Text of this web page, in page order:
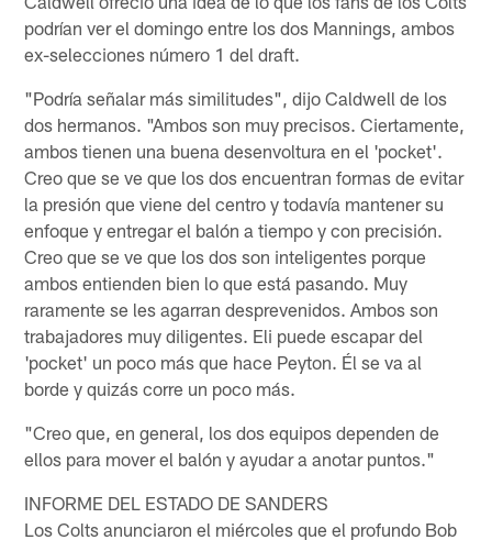
podrían ver el domingo entre los dos Mannings, ambos
ex-selecciones número 1 del draft.
"Podría señalar más similitudes", dijo Caldwell de los
dos hermanos. "Ambos son muy precisos. Ciertamente,
ambos tienen una buena desenvoltura en el 'pocket'.
Creo que se ve que los dos encuentran formas de evitar
la presión que viene del centro y todavía mantener su
enfoque y entregar el balón a tiempo y con precisión.
Creo que se ve que los dos son inteligentes porque
ambos entienden bien lo que está pasando. Muy
raramente se les agarran desprevenidos. Ambos son
trabajadores muy diligentes. Eli puede escapar del
'pocket' un poco más que hace Peyton. Él se va al
borde y quizás corre un poco más.
"Creo que, en general, los dos equipos dependen de
ellos para mover el balón y ayudar a anotar puntos."
INFORME DEL ESTADO DE SANDERS
Los Colts anunciaron el miércoles que el profundo Bob